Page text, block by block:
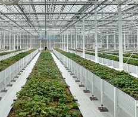
부 구축
마감 다우
어려워" 취임
무부 대변인